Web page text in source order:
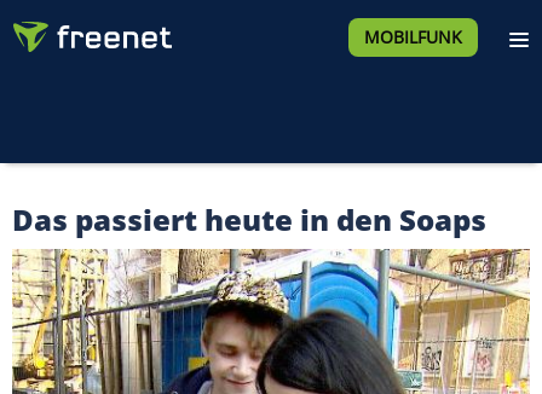
MOBILFUNK
Das passiert heute in den Soaps